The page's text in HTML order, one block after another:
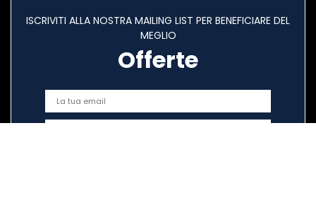
ISCRIVITI ALLA NOSTRA MAILING LIST PER BENEFICIARE DEL
MEGLIO
Offerte